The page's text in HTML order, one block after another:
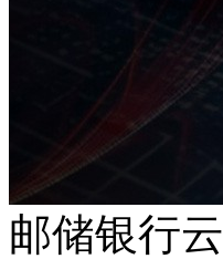
邮储银行